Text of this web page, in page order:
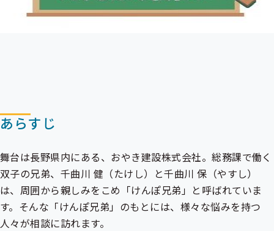
あらすじ
舞台は長野県内にある、おやき建設株式会社。総務課で働く
双子の兄弟、千曲川 健（たけし）と千曲川 保（やすし）
は、周囲から親しみをこめ「けんぽ兄弟」と呼ばれていま
す。そんな「けんぽ兄弟」のもとには、様々な悩みを持つ
人々が相談に訪れます。